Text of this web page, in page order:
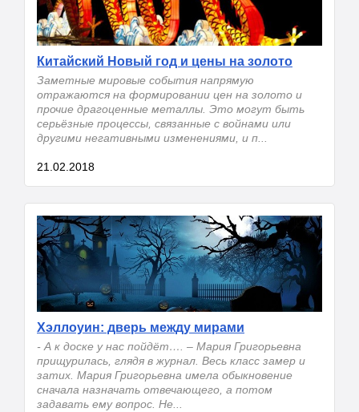
Китайский Новый год и цены на золото
Заметные мировые события напрямую
отражаются на формировании цен на золото и
прочие драгоценные металлы. Это могут быть
серьёзные процессы, связанные с войнами или
другими негативными изменениями, и п...
21.02.2018
Хэллоуин: дверь между мирами
- А к доске у нас пойдёт…. – Мария Григорьевна
прищурилась, глядя в журнал. Весь класс замер и
затих. Мария Григорьевна имела обыкновение
сначала назначать отвечающего, а потом
задавать ему вопрос. Не...